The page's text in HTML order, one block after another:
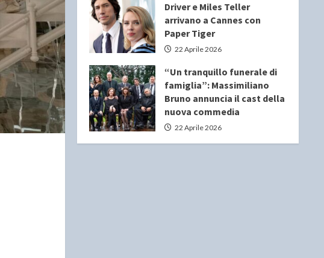
Driver e Miles Teller
arrivano a Cannes con
Paper Tiger
22 Aprile 2026
“Un tranquillo funerale di
famiglia”: Massimiliano
Bruno annuncia il cast della
nuova commedia
22 Aprile 2026